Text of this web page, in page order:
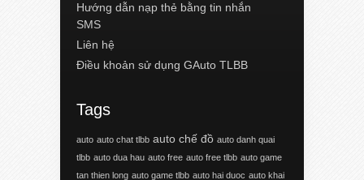
Hướng dẫn nạp thẻ bằng tin nhắn
SMS
Liên hệ
Điều khoản sử dụng GAuto TLBB
Tags
auto auto chat tlbb auto chế đồ auto danh quai
tlbb auto dua hau auto free auto free tlbb auto game
tan thien long auto game tlbb auto hai duoc auto khai